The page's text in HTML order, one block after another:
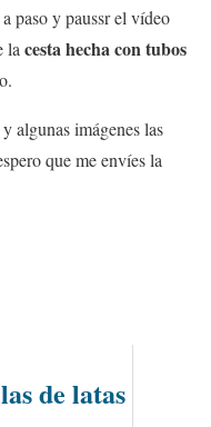
paso y paussr el vídeo
la cesta hecha con tubos
algunas imágenes las
que me envíes la
de latas